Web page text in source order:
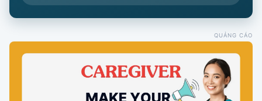
QUẢNG CÁO